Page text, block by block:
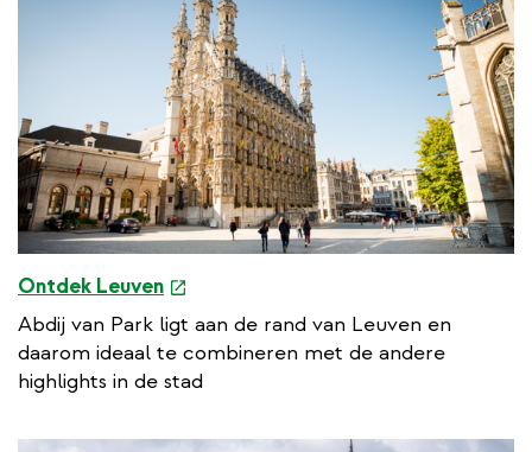
Ontdek Leuven
e
x
e
Abdij van Park ligt aan de rand van Leuven en
daarom ideaal te combineren met de andere
highlights in de stad